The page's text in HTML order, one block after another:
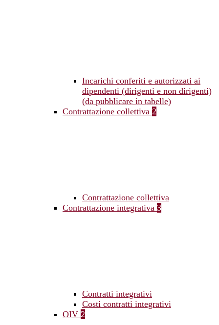
Incarichi conferiti e autorizzati ai
dipendenti (dirigenti e non dirigenti)
(da pubblicare in tabelle)
Contrattazione collettiva 2
Contrattazione collettiva
Contrattazione integrativa 3
Contratti integrativi
Costi contratti integrativi
OIV 2